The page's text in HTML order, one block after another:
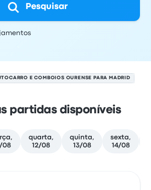
Pesquisar
E COMBOIOS OURENSE PARA MADRID
partidas disponíveis
08
quarta,
12/08
quinta,
13/08
sexta,
14/08